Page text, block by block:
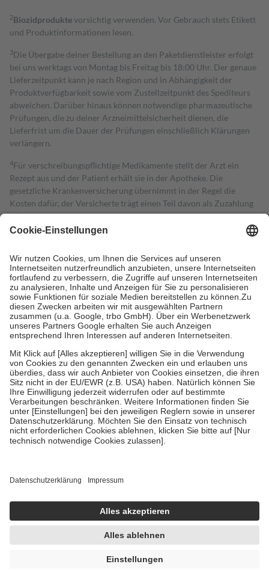
2Biozidproduktevorsichtig verwenden. Vor Gebrauch stets Etikett
und Produktinformationen lesen.
3Die Übergabe deiner Bestellung an den Paketdienstleister erfolgt
bei uns werktags von Montag bis Freitag bis 18:00 Uhr. Der genaue
Lieferzeitpunkt kann je nach Region und in Abhängigkeit der
Produktverfügbarkeit sowie vom Zustellzeitpunkt des Spediteurs
abweichen. Darüber hinaus können notwendige pharmazeutische
Prüfungen, die zu deiner Arzneimittelsicherheit dienen, die
Lieferfrist um die Dauer der Prüfungen einschließlich Klärungen
verlängern.
4Für verschreibungspflichtige Medikamente stellt der Arzt ein
Rezept aus und der Patient erhält sie in der Apotheke. Die
gesetzliche Krankenversicherung übernimmt in der Regel die
Kosten dafür, der Versicherte trägt einen Teil davon als Zuzahlung
mit.
Grundsätzlich leisten Mitglieder Zuzahlungen in Höhe von zehn
höchstens zehn Euro.
Es sind jedoch nie mehr als die tatsächlichen
Kosten der Leistung zu entrichten.
Diese Regeln gelten grundsätzlich auch für Online-Apotheken.
Bei Heilmitteln und häuslicher Krankenpflege beträgt die
Zuzahlung zehn Prozent der Kosten sowie zehn Euro je
Verordnung.
Um das Engagement der Versicherten für ihre eigene Gesundheit zu
stärken und die besondere Stellung der Familie zu unterstützen,
fallenkeine Zuzahlungenan bei:
• Kindern und Jugendlichen bis zum vollendeten 18. Lebensjahr
mit Ausnahme der Fahrkosten
• Untersuchungen zur Vorsorge und Früherkennung, die von der
GKV getragen werden
• empfohlenen Schutzimpfungen
• Harn- und Blutteststreifen
getroffen, um sicherzustellen, dass es sich um echte Bewertungen
https://help.etrusted.com/hc/de/articles/4419944605341
Einige Bilder und Inhalte wurden unter Zuhilfenahme künstlicher